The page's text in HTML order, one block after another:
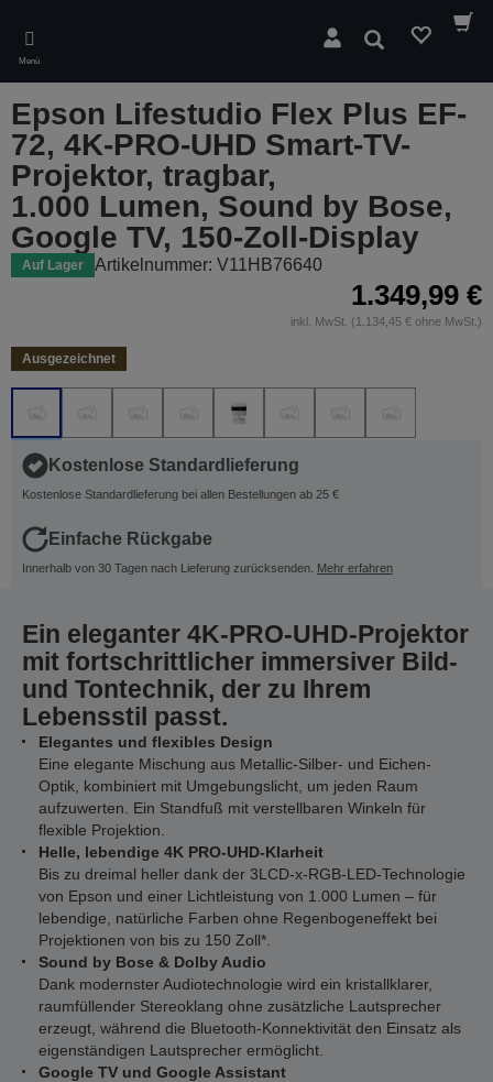
main
content
Menü
Suchen
Epson Lifestudio Flex Plus EF-
72, 4K-PRO-UHD Smart-TV-
Projektor, tragbar,
1.000 Lumen, Sound by Bose,
Google TV, 150-Zoll-Display
Auf Lager Artikelnummer: V11HB76640
1.349,99 €
inkl. MwSt. (1.134,45 € ohne MwSt.)
Ausgezeichnet
Kostenlose Standardlieferung
Kostenlose Standardlieferung bei allen Bestellungen ab 25 €
Einfache Rückgabe
Innerhalb von 30 Tagen nach Lieferung zurücksenden. Mehr erfahren
Ein eleganter 4K-PRO-UHD-Projektor
mit fortschrittlicher immersiver Bild-
und Tontechnik, der zu Ihrem
Lebensstil passt.
Elegantes und flexibles Design
Eine elegante Mischung aus Metallic-Silber- und Eichen-
Optik, kombiniert mit Umgebungslicht, um jeden Raum
aufzuwerten. Ein Standfuß mit verstellbaren Winkeln für
flexible Projektion.
Helle, lebendige 4K PRO-UHD-Klarheit
Bis zu dreimal heller dank der 3LCD-x-RGB-LED-Technologie
von Epson und einer Lichtleistung von 1.000 Lumen – für
lebendige, natürliche Farben ohne Regenbogeneffekt bei
Projektionen von bis zu 150 Zoll*.
Sound by Bose & Dolby Audio
Dank modernster Audiotechnologie wird ein kristallklarer,
raumfüllender Stereoklang ohne zusätzliche Lautsprecher
erzeugt, während die Bluetooth-Konnektivität den Einsatz als
eigenständigen Lautsprecher ermöglicht.
Google TV und Google Assistant